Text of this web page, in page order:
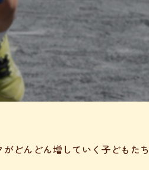
がどんどん増していく子どもたち